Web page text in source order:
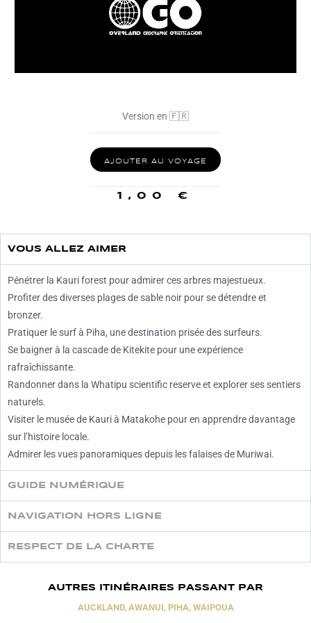
Version en 🇫🇷
AJOUTER AU VOYAGE
1,00€
VOUS ALLEZ AIMER
Pénétrer la Kauri forest pour admirer ces arbres majestueux.
Profiter des diverses plages de sable noir pour se détendre et
bronzer.
Pratiquer le surf à Piha, une destination prisée des surfeurs.
Se baigner à la cascade de Kitekite pour une expérience
rafraîchissante.
Randonner dans la Whatipu scientific reserve et explorer ses sentiers
naturels.
Visiter le musée de Kauri à Matakohe pour en apprendre davantage
sur l’histoire locale.
Admirer les vues panoramiques depuis les falaises de Muriwai.
GUIDE NUMÉRIQUE
NAVIGATION HORS LIGNE
RESPECT DE LA CHARTE
AUTRES ITINÉRAIRES PASSANT PAR
AUCKLAND, AWANUI, PIHA, WAIPOUA